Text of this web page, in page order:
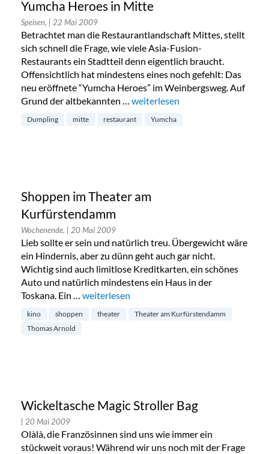
Yumcha Heroes in Mitte
Speisen, | 22 Mai 2009
Betrachtet man die Restaurantlandschaft Mittes, stellt
sich schnell die Frage, wie viele Asia-Fusion-
Restaurants ein Stadtteil denn eigentlich braucht.
Offensichtlich hat mindestens eines noch gefehlt: Das
neu eröffnete “Yumcha Heroes” im Weinbergsweg. Auf
Grund der altbekannten … „Yumcha Heroes in Mitte“
weiterlesen
Dumpling mitte restaurant Yumcha
Shoppen im Theater am
Kurfürstendamm
Wochenende, | 20 Mai 2009
Lieb sollte er sein und natürlich treu. Übergewicht wäre
ein Hindernis, aber zu dünn geht auch gar nicht.
Wichtig sind auch limitlose Kreditkarten, ein schönes
Auto und natürlich mindestens ein Haus in der
Toskana. Ein … „Shoppen im Theater am Kurfürstendamm“
weiterlesen
kino shoppen theater
Theater am Kurfürstendamm
Thomas Arnold
Wickeltasche Magic Stroller Bag
| 20 Mai 2009
Olàlà, die Französinnen sind uns wie immer ein
stückweit voraus! Während wir uns noch mit der Frage